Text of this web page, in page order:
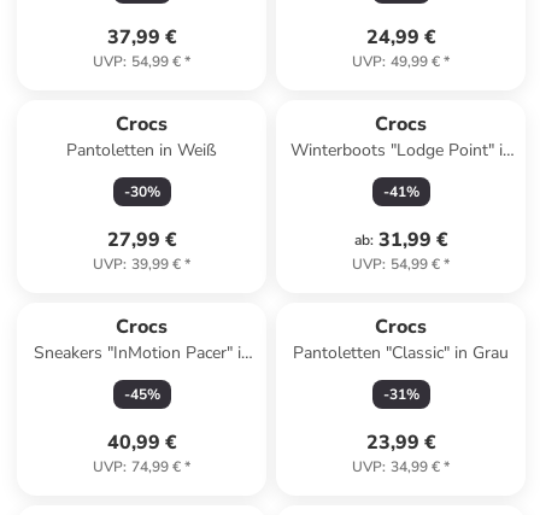
37,99 €
UVP: 54,99 €*
24,99 €
UVP: 49,99 €*
Crocs
Pantoletten in Weiß
-30%
27,99 €
UVP: 39,99 €*
Crocs
Winterboots "Lodge Point" in
Dunkelblau/ Grau
-41%
ab: 31,99 €
UVP: 54,99 €*
Crocs
Sneakers "InMotion Pacer" in
Schwarz
-45%
40,99 €
UVP: 74,99 €*
Crocs
Pantoletten "Classic" in Grau
-31%
23,99 €
UVP: 34,99 €*